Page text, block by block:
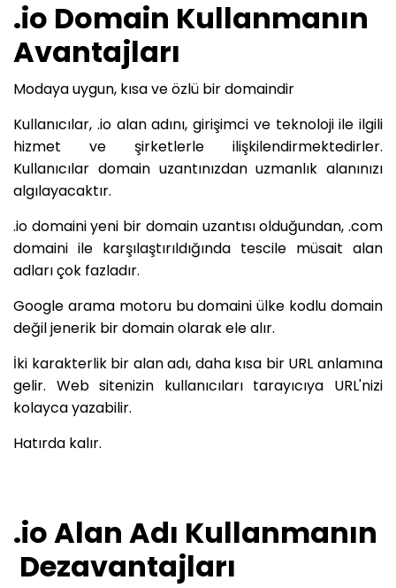
.io Domain Kullanmanın
Avantajları
Modaya uygun, kısa ve özlü bir domaindir
Kullanıcılar, .io alan adını, girişimci ve teknoloji ile ilgili
hizmet ve şirketlerle ilişkilendirmektedirler.
Kullanıcılar domain uzantınızdan uzmanlık alanınızı
algılayacaktır.
.io domaini yeni bir domain uzantısı olduğundan, .com
domaini ile karşılaştırıldığında tescile müsait alan
adları çok fazladır.
Google arama motoru bu domaini ülke kodlu domain
değil jenerik bir domain olarak ele alır.
İki karakterlik bir alan adı, daha kısa bir URL anlamına
gelir. Web sitenizin kullanıcıları tarayıcıya URL'nizi
kolayca yazabilir.
Hatırda kalır.
.io Alan Adı Kullanmanın
Dezavantajları